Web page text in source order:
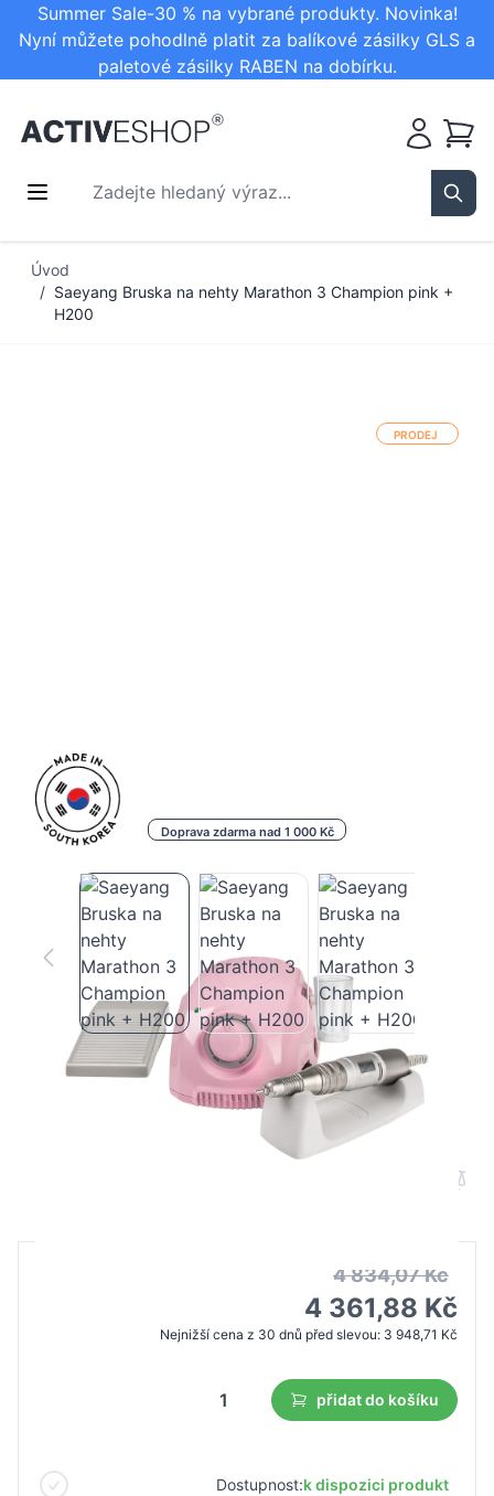
Summer Sale-30 % na vybrané produkty. Novinka!
Nyní můžete pohodlně platit za balíkové zásilky GLS a
paletové zásilky RABEN na dobírku.
Zadejte hledaný výraz...
Košík
Úvod
/ Saeyang Bruska na nehty Marathon 3 Champion pink +
H200
PRODEJ
Doprava zdarma nad 1 000 Kč
Saeyang Bruska na nehty Marathon 3
Champion pink + H200
4 834,07 Kč
4 361,88 Kč
Nejnižší cena z 30 dnů před slevou: 3 948,71 Kč
přidat do košíku
Dostupnost:k dispozici produkt